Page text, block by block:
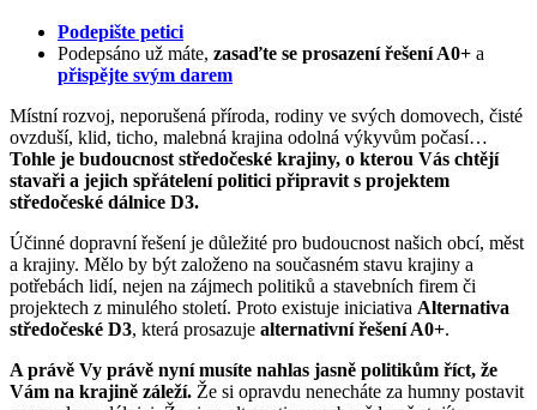
Podepište petici
Podepsáno už máte, zasaďte se prosazení řešení A0+ a
přispějte svým darem
Místní rozvoj, neporušená příroda, rodiny ve svých domovech, čisté
ovzduší, klid, ticho, malebná krajina odolná výkyvům počasí…
Tohle je budoucnost středočeské krajiny, o kterou Vás chtějí
stavaři a jejich spřátelení politici připravit s projektem
středočeské dálnice D3.
Účinné dopravní řešení je důležité pro budoucnost našich obcí, měst
a krajiny. Mělo by být založeno na současném stavu krajiny a
potřebách lidí, nejen na zájmech politiků a stavebních firem či
projektech z minulého století. Proto existuje iniciativa Alternativa
středočeské D3, která prosazuje alternativní řešení A0+.
A právě Vy právě nyní musíte nahlas jasně politikům říct, že
Vám na krajině záleží. Že si opravdu nenecháte za humny postavit